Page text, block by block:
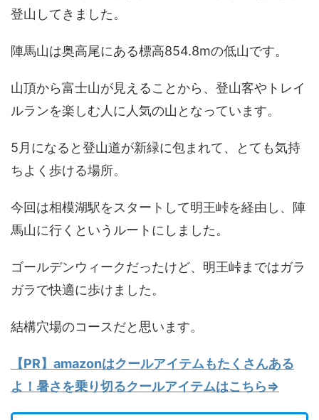
登山してきました。
陣馬山は奥高尾にある標高854.8mの低山です。
山頂から富士山が見えることから、登山客やトレイ
ルランを楽しむ人に人気の山となっています。
5月になると登山道が新緑に包まれて、とても気持
ちよく歩ける場所。
今回は相模湖駅をスタートして明王峠を経由し、陣
馬山に行くというルートにしました。
ゴールデンウィークだったけど、明王峠まではガラ
ガラで快適に歩けました。
結構穴場のコースだと思います。
【PR】amazonはクールアイテムもたくさんある
よ！暑さを乗り切るクールアイテムはこちら⇒